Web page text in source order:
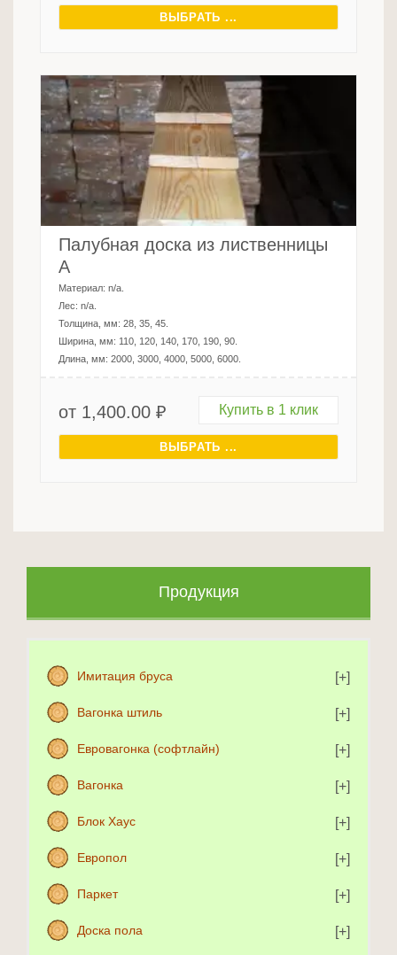
Продукция
Имитация бруса
Вагонка штиль
Евровагонка (софтлайн)
Вагонка
Блок Хаус
Европол
Паркет
Доска пола
ВЫБРАТЬ ...
Палубная доска из лиственницы
A
Материал: n/a
Лес: n/a
Толщина, мм: 28, 35, 45
Ширина, мм: 110, 120, 140, 170, 190, 90
Длина, мм: 2000, 3000, 4000, 5000, 6000
от 1,400.00 ₽ Купить в 1 клик
ВЫБРАТЬ ...